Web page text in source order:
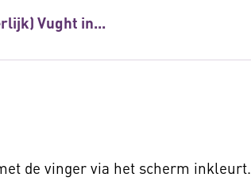
Vught in...
de vinger via het scherm inkleurt.